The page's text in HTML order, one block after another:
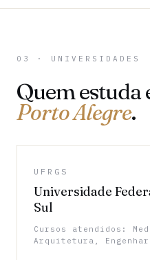
03 · UNIVERSIDADES
Quem estuda
Porto Alegre.
UFRGS
Universidade
Sul
Cursos atendidos:
Arquitetura,